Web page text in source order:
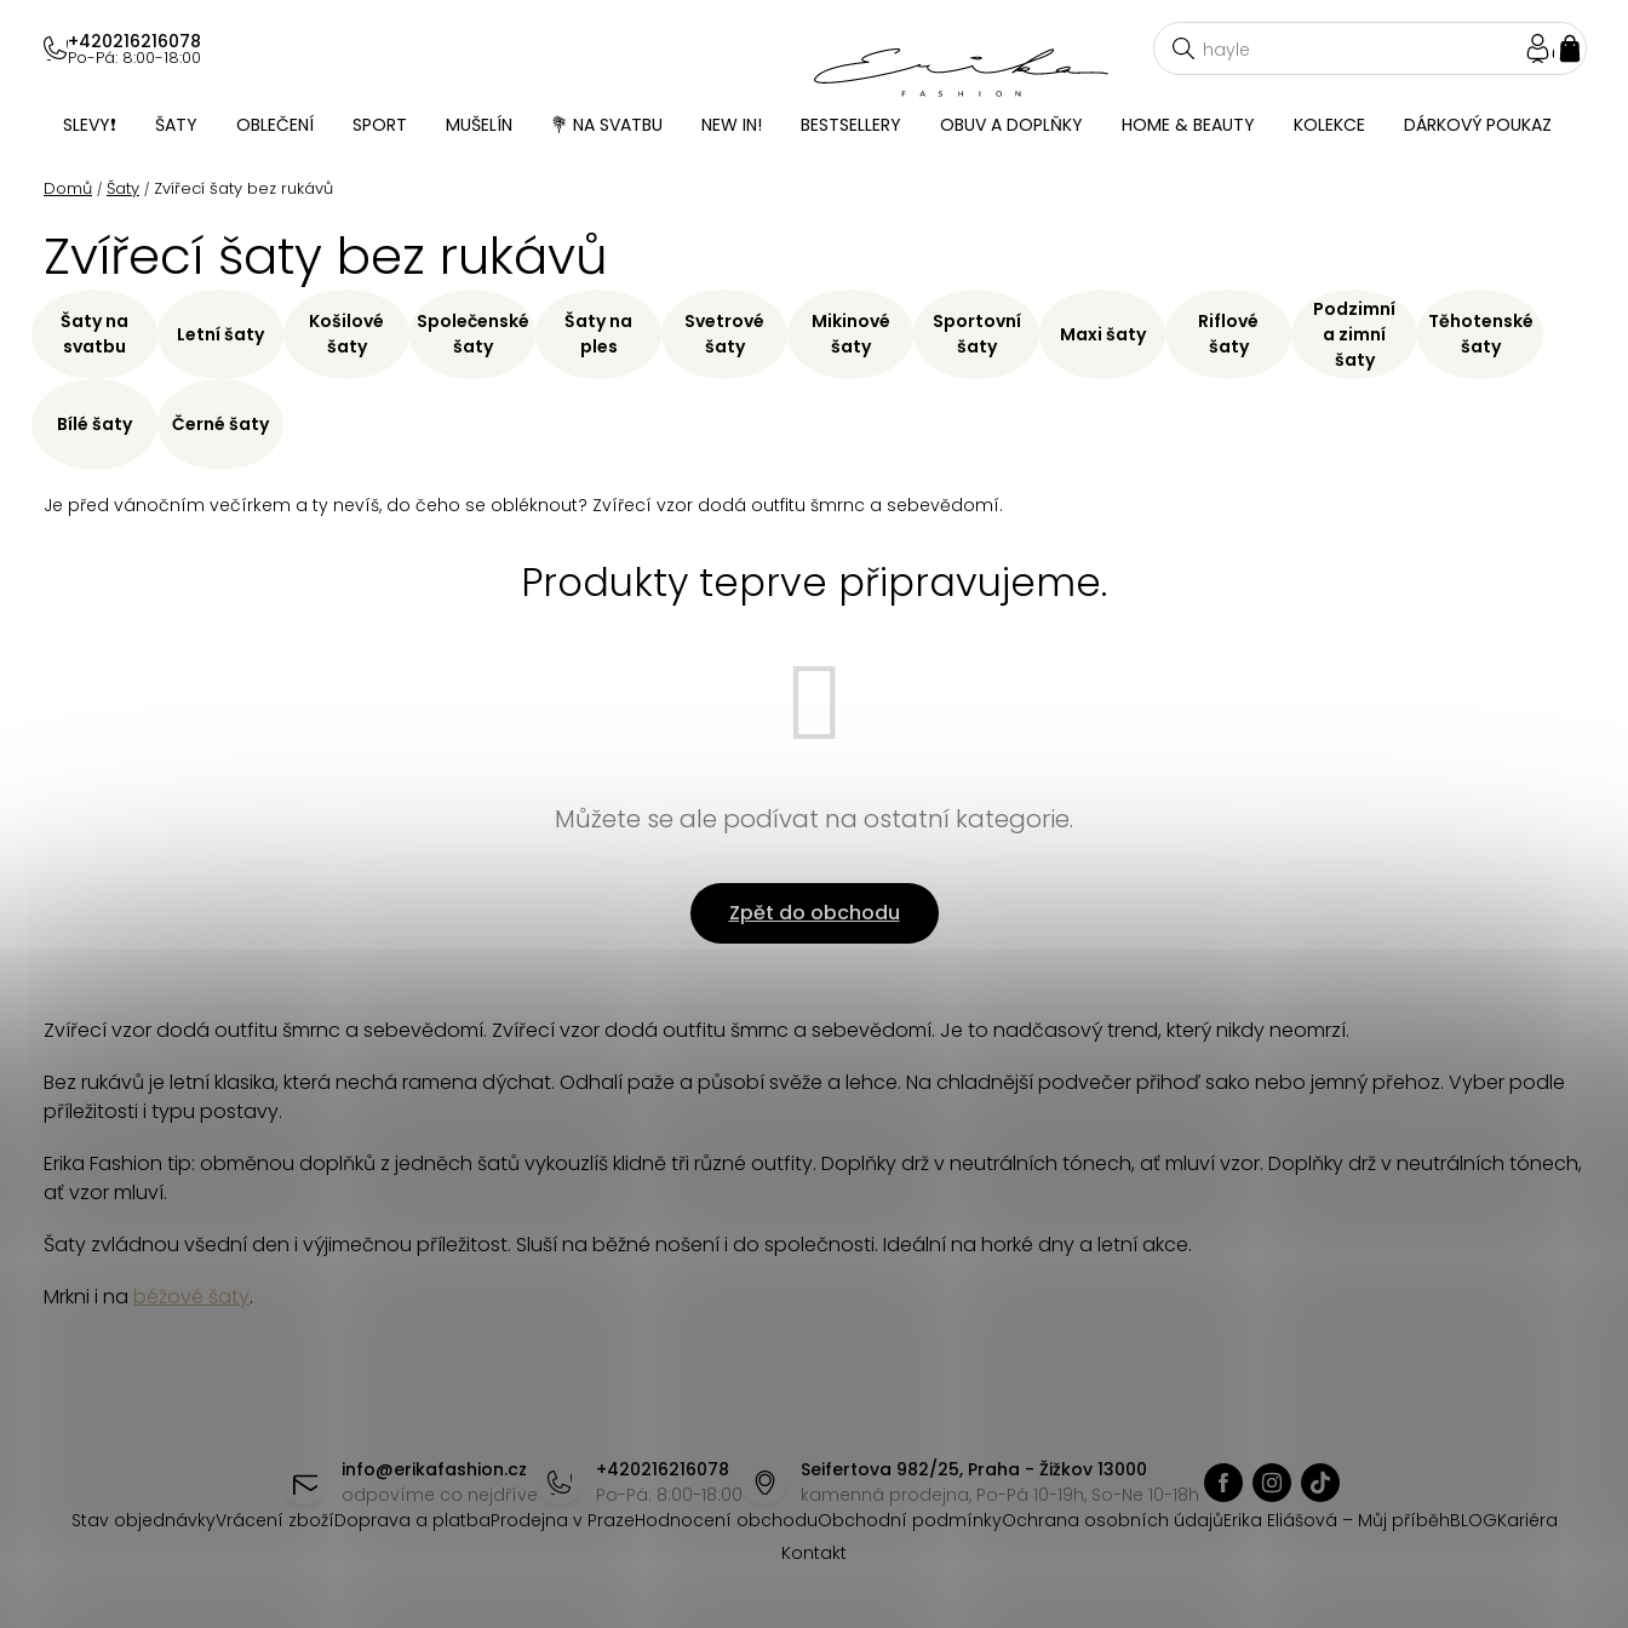
obsah
+420216216078
Po-Pá: 8:00-18:00
SLEVY❗ ŠATY OBLEČENÍ SPORT MUŠELÍN 💐 NA SVATBU NEW IN! BESTSELLERY OBUV A DOPLŇKY HOME & BEAUTY KOLEKCE DÁRKOVÝ POUKAZ
Domů / Šaty / Zvířecí šaty bez rukávů
Zvířecí šaty bez rukávů
Je před vánočním večírkem a ty nevíš, do čeho se obléknout? Zvířecí vzor dodá outfitu šmrnc a sebevědomí.
Šaty na
svatbu
Letní šaty
Košilové
šaty
Společenské
šaty
Šaty na
ples
Svetrové
šaty
Mikinové
šaty
Sportovní
šaty
Maxi šaty
Riflové
šaty
Podzimní
a zimní
šaty
Těhotenské
šaty
Bílé šaty Černé šaty
Produkty teprve připravujeme.
Můžete se ale podívat na ostatní kategorie.
Zpět do obchodu
Zvířecí vzor dodá outfitu šmrnc a sebevědomí. Zvířecí vzor dodá outfitu šmrnc a sebevědomí. Je to nadčasový trend, který nikdy neomrzí.
Bez rukávů je letní klasika, která nechá ramena dýchat. Odhalí paže a působí svěže a lehce. Na chladnější podvečer přihoď sako nebo jemný přehoz. Vyber podle
příležitosti i typu postavy.
Erika Fashion tip: obměnou doplňků z jedněch šatů vykouzlíš klidně tři různé outfity. Doplňky drž v neutrálních tónech, ať mluví vzor. Doplňky drž v neutrálních tónech,
ať vzor mluví.
Šaty zvládnou všední den i výjimečnou příležitost. Sluší na běžné nošení i do společnosti. Ideální na horké dny a letní akce.
Mrkni i na béžové šaty.
info@erikafashion.cz
odpovíme co nejdříve
+420216216078
Po-Pá: 8:00-18:00
Seifertova 982/25, Praha - Žižkov 13000
kamenná prodejna, Po-Pá 10-19h, So-Ne 10-18h
Stav objednávkyVrácení zbožíDoprava a platbaProdejna v PrazeHodnocení obchoduObchodní podmínkyOchrana osobních údajůErika Eliášová – Můj příběhBLOGKariéra
Kontakt